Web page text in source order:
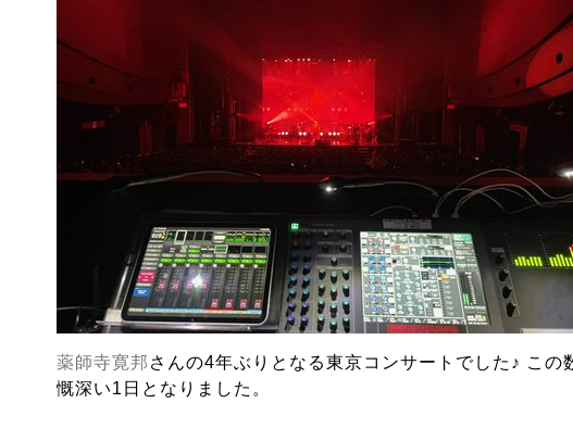
薬師寺寛邦 さんの4年ぶりとなる東京コンサートでした♪ この
慨深い1日となりました。